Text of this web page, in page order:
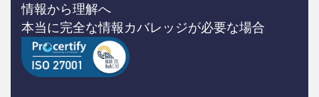
情報から理解へ
本当に完全な情報カバレッジが必要な場合